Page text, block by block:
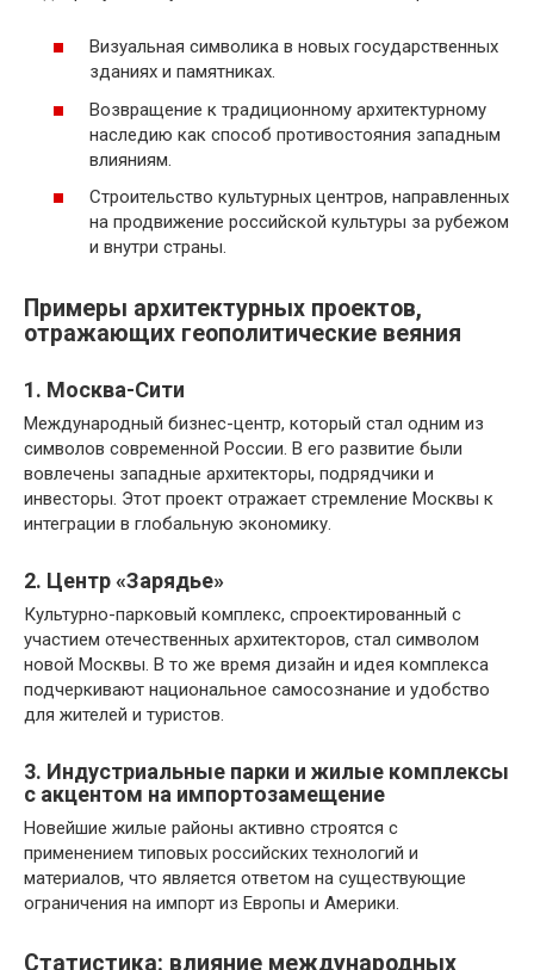
Визуальная символика в новых государственных
зданиях и памятниках.
Возвращение к традиционному архитектурному
наследию как способ противостояния западным
влияниям.
Строительство культурных центров, направленных
на продвижение российской культуры за рубежом
и внутри страны.
Примеры архитектурных проектов,
отражающих геополитические веяния
1. Москва-Сити
Международный бизнес-центр, который стал одним из
символов современной России. В его развитие были
вовлечены западные архитекторы, подрядчики и
инвесторы. Этот проект отражает стремление Москвы к
интеграции в глобальную экономику.
2. Центр «Зарядье»
Культурно-парковый комплекс, спроектированный с
участием отечественных архитекторов, стал символом
новой Москвы. В то же время дизайн и идея комплекса
подчеркивают национальное самосознание и удобство
для жителей и туристов.
3. Индустриальные парки и жилые комплексы
с акцентом на импортозамещение
Новейшие жилые районы активно строятся с
применением типовых российских технологий и
материалов, что является ответом на существующие
ограничения на импорт из Европы и Америки.
Статистика: влияние международных